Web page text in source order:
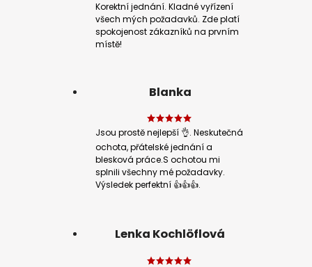
Korektní jednání. Kladné vyřízení
všech mých požadavků. Zde platí
spokojenost zákazníků na prvním
místě!
Blanka
Jsou prostě nejlepší 👌. Neskutečná
ochota, přátelské jednání a
blesková práce.S ochotou mi
splnili všechny mé požadavky.
Výsledek perfektní 👍👍👍.
Lenka Kochlöflová